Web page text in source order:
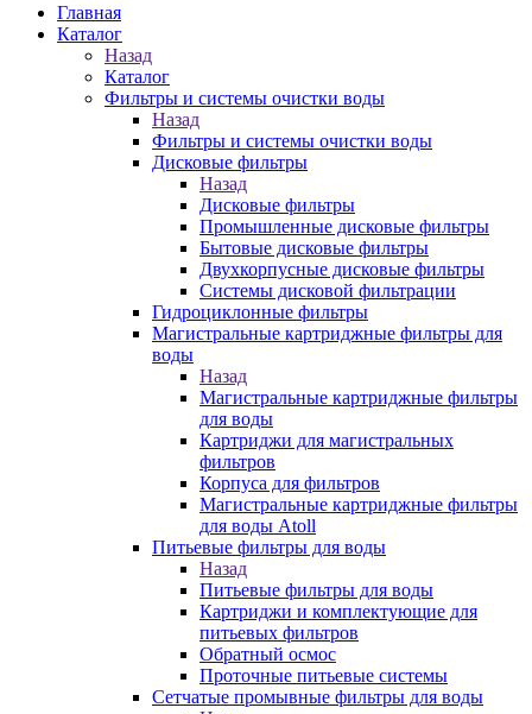
Главная
Каталог
Назад
Каталог
Фильтры и системы очистки воды
Назад
Фильтры и системы очистки воды
Дисковые фильтры
Назад
Дисковые фильтры
Промышленные дисковые фильтры
Бытовые дисковые фильтры
Двухкорпусные дисковые фильтры
Системы дисковой фильтрации
Гидроциклонные фильтры
Магистральные картриджные фильтры для
воды
Назад
Магистральные картриджные фильтры
для воды
Картриджи для магистральных
фильтров
Корпуса для фильтров
Магистральные картриджные фильтры
для воды Atoll
Питьевые фильтры для воды
Назад
Питьевые фильтры для воды
Картриджи и комплектующие для
питьевых фильтров
Обратный осмос
Проточные питьевые системы
Сетчатые промывные фильтры для воды